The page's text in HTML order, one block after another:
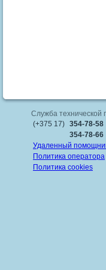
Служба технической
(+375 17) 354-78-58
354-78-66
Удаленный
Политика оператора
Политика cookies